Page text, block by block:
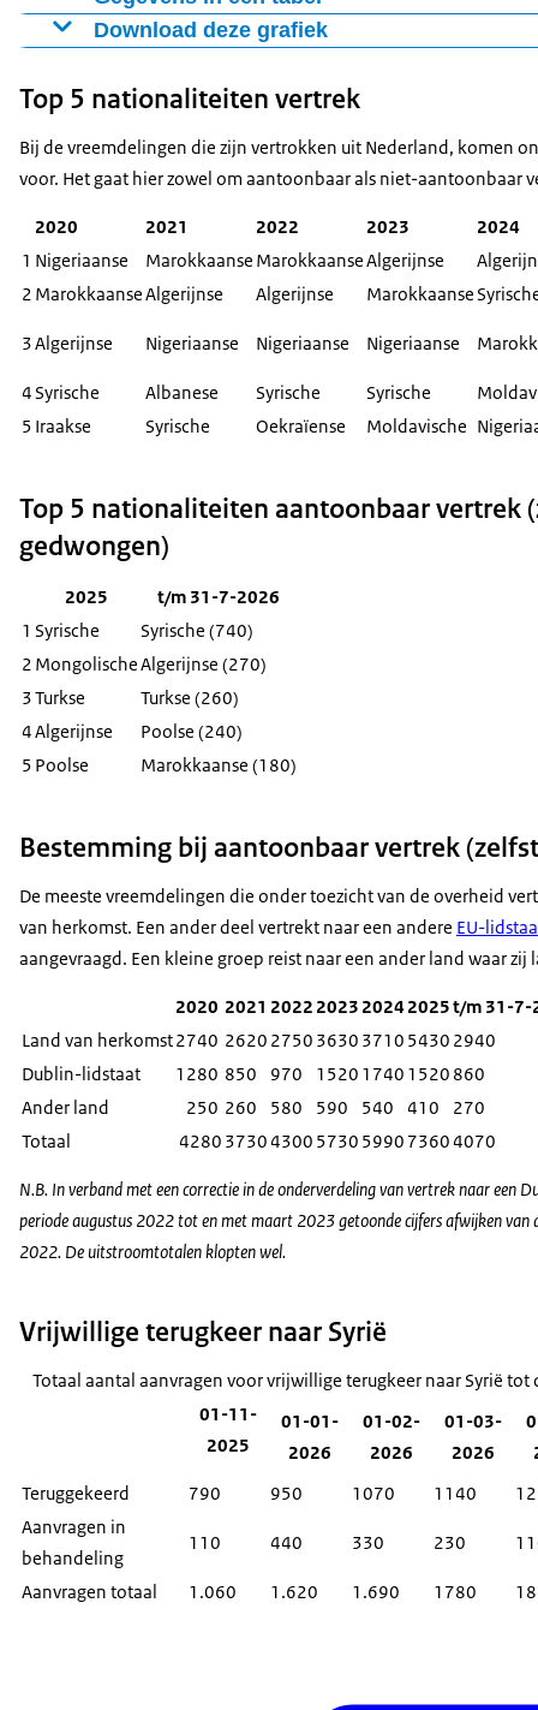
VertrekZelfstandig vertrekGedwongen
2021 2100 1630
2023 3380 2360
4640
5440
2026
2680 1390 3570
Download deze grafiek
Download CSV-bestand
Top 5 nationaliteiten vertrek
Bij de vreemdelingen die zijn vertrokken uit Nederland, komen
voor. Het gaat hier zowel om aantoonbaar als niet-aantoonbaar
2020 2021 2022 2023
2024
1 Nigeriaanse Marokkaanse MarokkaanseAlgerijnse
2 MarokkaanseAlgerijnse Algerijnse Marokkaanse
3Algerijnse Nigeriaanse Nigeriaanse Nigeriaanse
4 Syrische Albanese Syrische Syrische
5 Iraakse Syrische Oekraïense Moldavische
Top 5 nationaliteiten aantoonbaar vertrek
gedwongen)
2025
t/m 31-7-2026
1 Syrische
Syrische (740)
2 MongolischeAlgerijnse (270)
3Turkse
Turkse (260)
4Algerijnse
Poolse (240)
5 Poolse Marokkaanse (180)
Bestemming bij aantoonbaar vertrek
De meeste vreemdelingen die onder toezicht van de overheid
van herkomst. Een ander deel vertrekt naar een andere EU-
aangevraagd. Een kleine groep reist naar een ander land waar
2020 2021 2022 2023 20242025t/m 31-7-
Land van herkomst2740 2620 2750 3630 3710 5430 2940
Dublin-lidstaat
1280 850 970 1520 1740 1520 860
Ander land
250 260 580 590 540 410
270
Totaal
4280 3730 4300 5730 5990 7360 4070
N.B. In verband met een correctie in de onderverdeling van vertrek naar een
periode augustus 2022 tot en met maart 2023 getoonde cijfers afwijken van
2022. De uitstroomtotalen klopten wel.
Vrijwillige terugkeer naar Syrië
Totaal aantal aanvragen voor vrijwillige terugkeer naar Syrië tot
01-11-
2025
01-01-
2026
01-02-
2026
01-03-
2026
Teruggekeerd
790 950 1070 1140
Aanvragen in
behandeling
110 440 330 230
Aanvragen totaal 1.060 1.620 1.690 1780